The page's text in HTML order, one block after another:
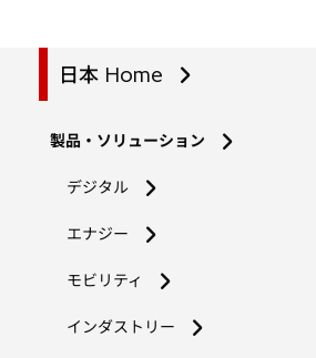
日本 Home
製品・ソリューション
デジタル
エナジー
モビリティ
インダストリー